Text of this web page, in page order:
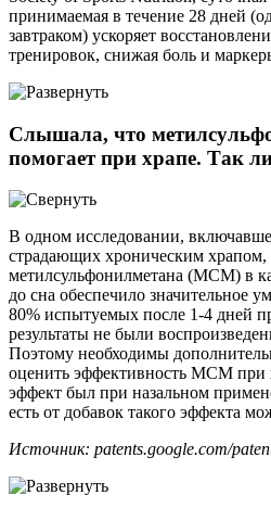
принимаемая в течение 28 дней
завтраком) ускоряет
тренировок, снижая боль и
Слышала, что
помогает при храпе. Так
В одном исследовании,
страдающих хроническим храпом,
метилсульфонилметана (МСМ) в
до сна обеспечило значительное
80% испытуемых после 1-4 дней
результаты не были
Поэтому необходимы
оценить эффективность МСМ
эффект был при назальном
есть от добавок такого эффекта
Источник: patents.google.com/